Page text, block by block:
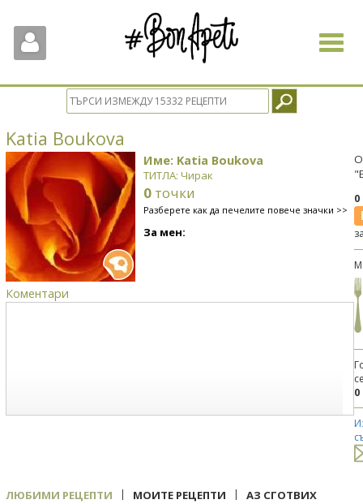
Toggle
Katia Boukova
Име: Katia Boukova
ТИТЛА: Чирак
0 точки
Разберете как да печелите повече значки >>
За мен:
Коментари
0
ЛЮБИМИ РЕЦЕПТИ | МОИТЕ РЕЦЕПТИ | АЗ СГОТВИХ